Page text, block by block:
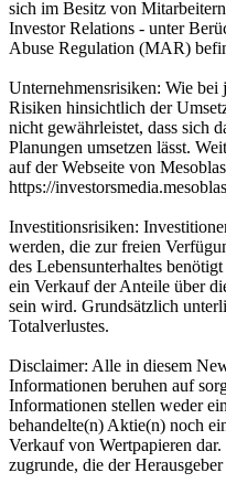
sich im Besitz von
Investor Relations - unter
Abuse Regulation (MAR)
Unternehmensrisiken: Wie bei
Risiken hinsichtlich der
nicht gewährleistet, dass sich
Planungen umsetzen lässt.
auf der Webseite von
https://
Investitionsrisiken:
werden, die zur freien
des Lebensunterhaltes
ein Verkauf der Anteile über
sein wird. Grundsätzlich
Totalverlustes.
Disclaimer: Alle in diesem
Informationen beruhen auf
Informationen stellen weder
behandelte(n) Aktie(n) noch
Verkauf von Wertpapieren
zugrunde, die der